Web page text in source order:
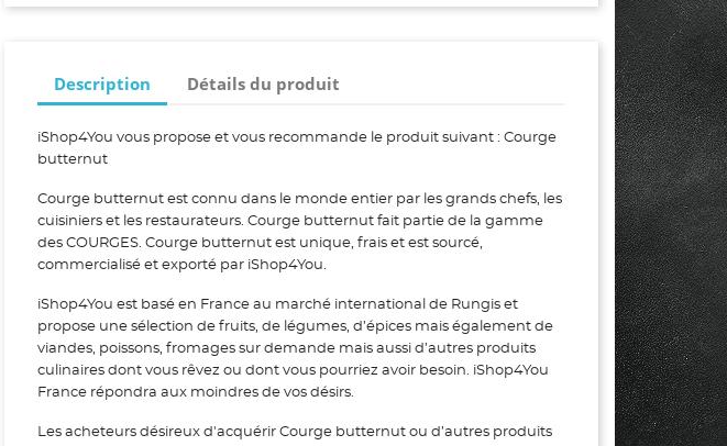
Description Détails du produit
iShop4You vous propose et vous recommande le produit suivant : Courge
butternut
Courge butternut est connu dans le monde entier par les grands chefs, les
cuisiniers et les restaurateurs. Courge butternut fait partie de la gamme
des COURGES. Courge butternut est unique, frais et est sourcé,
commercialisé et exporté par iShop4You.
iShop4You est basé en France au marché international de Rungis et
propose une sélection de fruits, de légumes, d’épices mais également de
viandes, poissons, fromages sur demande mais aussi d’autres produits
culinaires dont vous rêvez ou dont vous pourriez avoir besoin. iShop4You
France répondra aux moindres de vos désirs.
Les acheteurs désireux d'acquérir Courge butternut ou d’autres produits